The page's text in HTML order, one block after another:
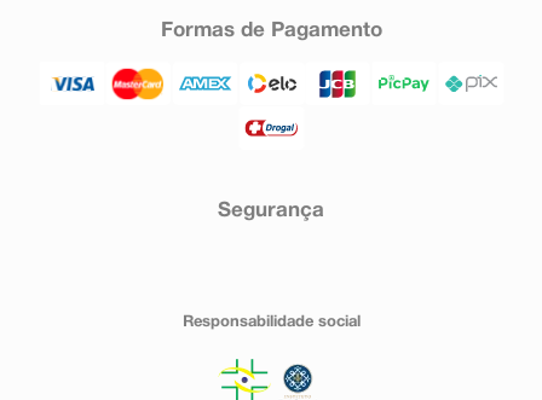
Formas de Pagamento
Segurança
Responsabilidade social